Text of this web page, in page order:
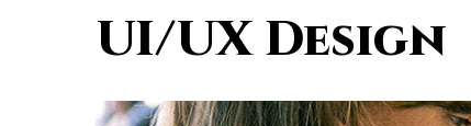
UI/UX Design